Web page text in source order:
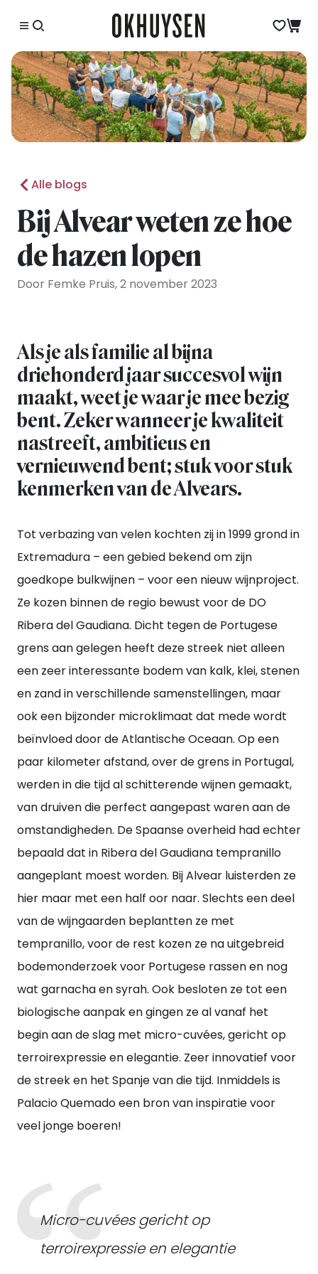
Alle blogs
Bij Alvear weten ze hoe
de hazen lopen
Door Femke Pruis, 2 november 2023
Als je als familie al bijna
driehonderd jaar succesvol wijn
maakt, weet je waar je mee bezig
bent. Zeker wanneer je kwaliteit
nastreeft, ambitieus en
vernieuwend bent; stuk voor stuk
kenmerken van de Alvears.
Tot verbazing van velen kochten zij in 1999 grond in
Extremadura – een gebied bekend om zijn
goedkope bulkwijnen – voor een nieuw wijnproject.
Ze kozen binnen de regio bewust voor de DO
Ribera del Gaudiana. Dicht tegen de Portugese
grens aan gelegen heeft deze streek niet alleen
een zeer interessante bodem van kalk, klei, stenen
en zand in verschillende samenstellingen, maar
ook een bijzonder microklimaat dat mede wordt
beïnvloed door de Atlantische Oceaan. Op een
paar kilometer afstand, over de grens in Portugal,
werden in die tijd al schitterende wijnen gemaakt,
van druiven die perfect aangepast waren aan de
omstandigheden. De Spaanse overheid had echter
bepaald dat in Ribera del Gaudiana tempranillo
aangeplant moest worden. Bij Alvear luisterden ze
hier maar met een half oor naar. Slechts een deel
van de wijngaarden beplantten ze met
tempranillo, voor de rest kozen ze na uitgebreid
bodemonderzoek voor Portugese rassen en nog
wat garnacha en syrah. Ook besloten ze tot een
biologische aanpak en gingen ze al vanaf het
begin aan de slag met micro-cuvées, gericht op
terroirexpressie en elegantie. Zeer innovatief voor
de streek en het Spanje van die tijd. Inmiddels is
Palacio Quemado een bron van inspiratie voor
veel jonge boeren!
Micro-cuvées gericht op
terroirexpressie en elegantie